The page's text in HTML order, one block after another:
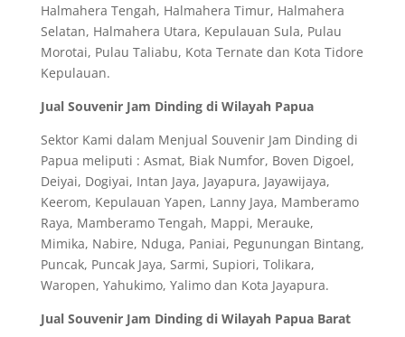
Halmahera Tengah, Halmahera Timur, Halmahera
Selatan, Halmahera Utara, Kepulauan Sula, Pulau
Morotai, Pulau Taliabu, Kota Ternate dan Kota Tidore
Kepulauan.
Jual Souvenir Jam Dinding di Wilayah Papua
Sektor Kami dalam Menjual Souvenir Jam Dinding di
Papua meliputi : Asmat, Biak Numfor, Boven Digoel,
Deiyai, Dogiyai, Intan Jaya, Jayapura, Jayawijaya,
Keerom, Kepulauan Yapen, Lanny Jaya, Mamberamo
Raya, Mamberamo Tengah, Mappi, Merauke,
Mimika, Nabire, Nduga, Paniai, Pegunungan Bintang,
Puncak, Puncak Jaya, Sarmi, Supiori, Tolikara,
Waropen, Yahukimo, Yalimo dan Kota Jayapura.
Jual Souvenir Jam Dinding di Wilayah Papua Barat